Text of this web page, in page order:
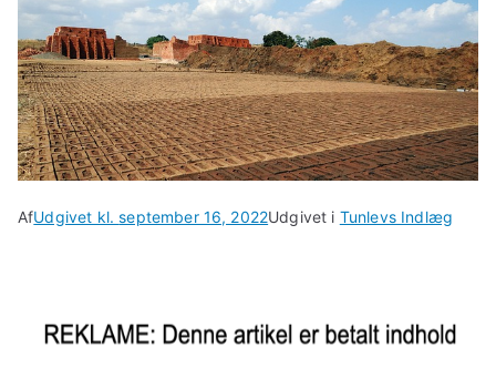
AfUdgivet kl.september 16, 2022Udgivet i Tunlevs Indlæg